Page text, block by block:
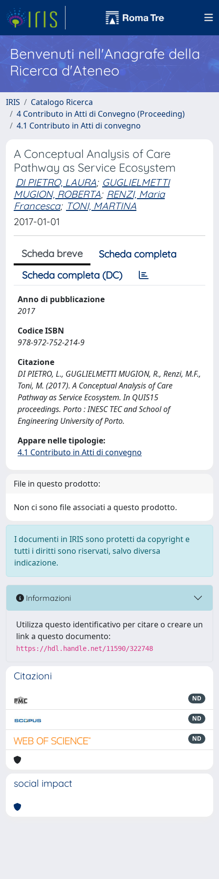
Benvenuti nell'Anagrafe della
Ricerca d'Ateneo
IRIS
Catalogo Ricerca
4 Contributo in Atti di Convegno (Proceeding)
4.1 Contributo in Atti di convegno
A Conceptual Analysis of Care
Pathway as Service Ecosystem
DI PIETRO, LAURA; GUGLIELMETTI
MUGION, ROBERTA; RENZI, Maria
Francesca; TONI, MARTINA
2017-01-01
Scheda breve
Scheda completa
Scheda completa (DC)
Anno di pubblicazione
2017
Codice ISBN
978-972-752-214-9
Citazione
DI PIETRO, L., GUGLIELMETTI MUGION, R., Renzi, M.F.,
Toni, M. (2017). A Conceptual Analysis of Care
Pathway as Service Ecosystem. In QUIS15
proceedings. Porto : INESC TEC and School of
Engineering University of Porto.
Appare nelle tipologie:
4.1 Contributo in Atti di convegno
File in questo prodotto:
Non ci sono file associati a questo prodotto.
I documenti in IRIS sono protetti da copyright e
tutti i diritti sono riservati, salvo diversa
indicazione.
Informazioni
Utilizza questo identificativo per citare o creare un
link a questo documento:
https://hdl.handle.net/11590/322748
Citazioni
ND
ND
ND
social impact